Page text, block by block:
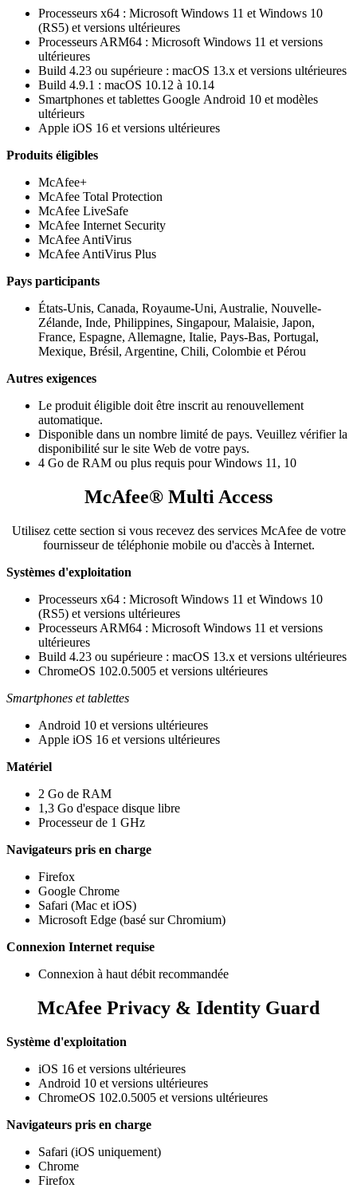
Processeurs x64 : Microsoft Windows 11 et Windows 10
(RS5) et versions ultérieures
Processeurs ARM64 : Microsoft Windows 11 et versions
ultérieures
Build 4.23 ou supérieure : macOS 13.x et versions ultérieures
Build 4.9.1 : macOS 10.12 à 10.14
Smartphones et tablettes Google Android 10 et modèles
ultérieurs
Apple iOS 16 et versions ultérieures​
Produits éligibles
McAfee+
McAfee Total Protection
McAfee LiveSafe
McAfee Internet Security
McAfee AntiVirus
McAfee AntiVirus Plus
Pays participants
États-Unis, Canada, Royaume-Uni, Australie, Nouvelle-
Zélande, Inde, Philippines, Singapour, Malaisie, Japon,
France, Espagne, Allemagne, Italie, Pays-Bas, Portugal,
Mexique, Brésil, Argentine, Chili, Colombie et Pérou
Autres exigences
Le produit éligible doit être inscrit au renouvellement
automatique.
Disponible dans un nombre limité de pays. Veuillez vérifier la
disponibilité sur le site Web de votre pays.
4 Go de RAM ou plus requis pour Windows 11, 10
McAfee® Multi Access
Utilisez cette section si vous recevez des services McAfee de votre
fournisseur de téléphonie mobile ou d'accès à Internet.​
Systèmes d'exploitation
Processeurs x64 : Microsoft Windows 11 et Windows 10
(RS5) et versions ultérieures​​​
Processeurs ARM64 : Microsoft Windows 11 et versions
ultérieures​
Build 4.23 ou supérieure : macOS 13.x et versions ultérieures​
ChromeOS 102.0.5005 et versions ultérieures
Smartphones et tablettes
Android 10 et versions ultérieures
Apple iOS 16 et versions ultérieures
Matériel​​​
2 Go de RAM​
1,3 Go d'espace disque libre
Processeur de 1 GHz
Navigateurs pris en charge​​​
Firefox​
Google Chrome
Safari (Mac et iOS)​
Microsoft Edge (basé sur Chromium)
Connexion Internet requise
Connexion à haut débit recommandée​​
McAfee Privacy & Identity Guard
Système d'exploitation
iOS 16 et versions ultérieures
Android 10 et versions ultérieures
ChromeOS 102.0.5005 et versions ultérieures
Navigateurs pris en charge​​​
Safari (iOS uniquement)
Chrome
Firefox​